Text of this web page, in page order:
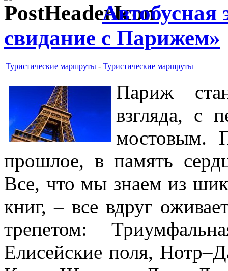
Автобусная
свидание с Парижем»
Туристические маршруты - Туристические маршруты
Париж
взгляда, с
мостовым.
прошлое, в память
Все, что мы знаем из
книг, – все вдруг
трепетом:
Елисейские поля,